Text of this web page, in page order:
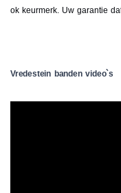
ok keurmerk. Uw garantie
Vredestein banden video`s